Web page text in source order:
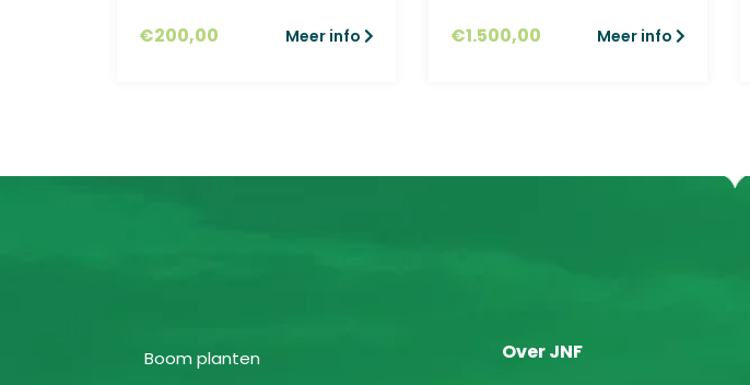
€200,00 Meer info €1.500,00 Meer info
Boom planten
Over JNF